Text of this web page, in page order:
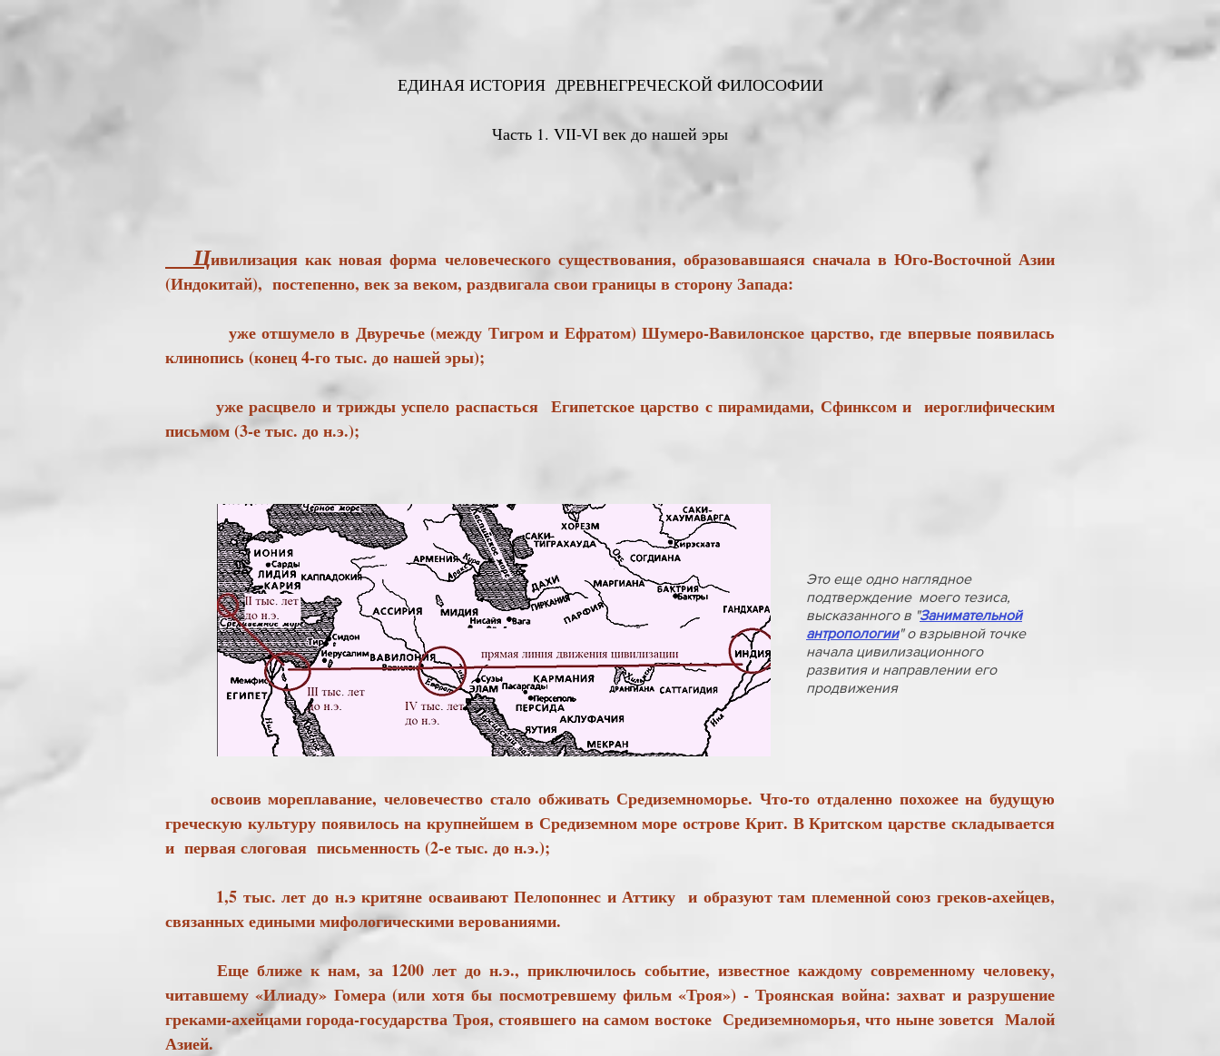
ЕДИНАЯ ИСТОРИЯ ДРЕВНЕГРЕЧЕСКОЙ ФИЛОСОФИИ
Часть 1. VII-VI век до нашей эры
Цивилизация как новая форма человеческого существования, образовавшаяся сначала в Юго-Восточной Азии
(Индокитай), постепенно, век за веком, раздвигала свои границы в сторону Запада:
уже отшумело в Двуречье (между Тигром и Ефратом) Шумеро-Вавилонское царство, где впервые появилась
клинопись (конец 4-го тыс. до нашей эры);
уже расцвело и трижды успело распасться Египетское царство с пирамидами, Сфинксом и иероглифическим
письмом (3-е тыс. до н.э.);
освоив мореплавание, человечество стало обживать Средиземноморье. Что-то отдаленно похожее на будущую
греческую культуру появилось на крупнейшем в Средиземном море острове Крит. В Критском царстве складывается
и первая слоговая письменность (2-е тыс. до н.э.);​​​​​​​​​​​​​​
1,5 тыс. лет до н.э критяне осваивают Пелопоннес и Аттику и образуют там племенной союз греков-ахейцев,
связанных едиными мифологическими верованиями.
Еще ближе к нам, за 1200 лет до н.э., приключилось событие, известное каждому современному человеку,
читавшему «Илиаду» Гомера (или хотя бы посмотревшему фильм «Троя») - Троянская война: захват и разрушение
греками-ахейцами города-государства Троя, стоявшего на самом востоке Средиземноморья, что ныне зовется Малой
Азией.
Это еще одно наглядное
подтверждение моего тезиса,
высказанного в "Занимательной
антропологии" о взрывной точке
начала цивилизационного
развития и направлении его
продвижения